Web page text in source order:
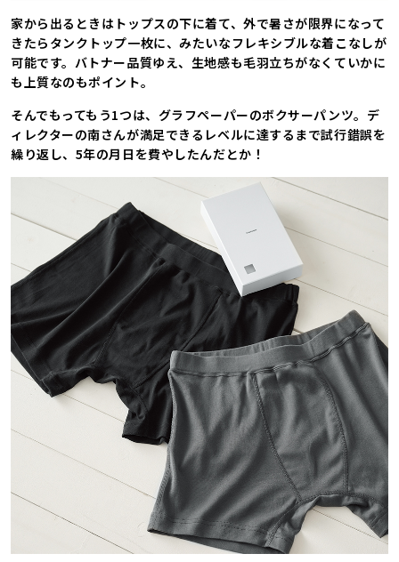
家から出るときはトップスの下に着て、外で暑さが限界になって
きたらタンクトップ一枚に、みたいなフレキシブルな着こなしが
可能です。バトナー品質ゆえ、生地感も毛羽立ちがなくていかに
も上質なのもポイント。
そんでもってもう1つは、グラフペーパーのボクサーパンツ。デ
ィレクターの南さんが満足できるレベルに達するまで試行錯誤を
繰り返し、5年の月日を費やしたんだとか！